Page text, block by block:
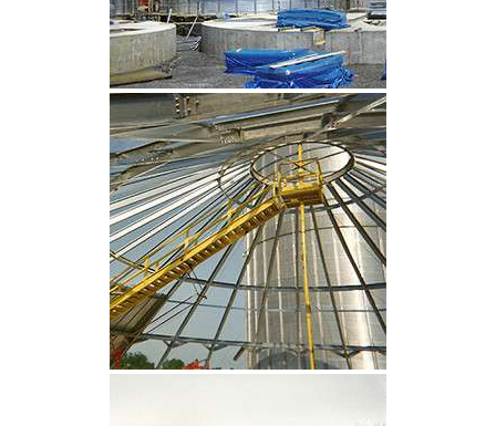
CLIQUEZ POUR AGRANDIR
CLIQUEZ POUR AGRANDIR